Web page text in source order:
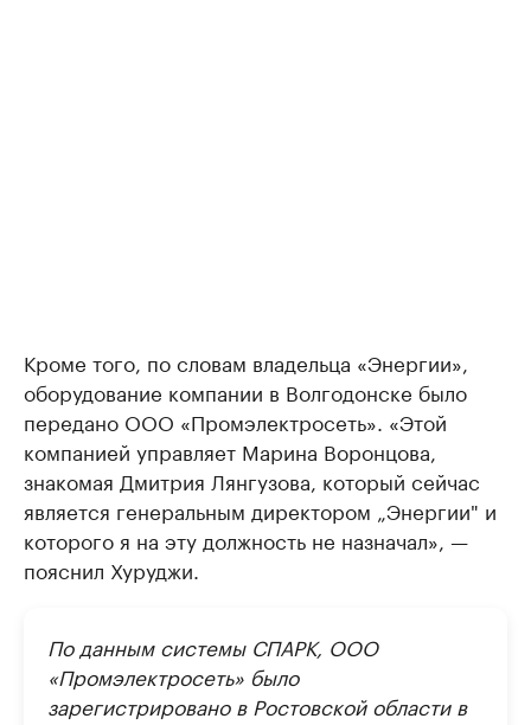
Кроме того, по словам владельца «Энергии»,
оборудование компании в Волгодонске было
передано ООО «Промэлектросеть». «Этой
компанией управляет Марина Воронцова,
знакомая Дмитрия Лянгузова, который сейчас
является генеральным директором „Энергии" и
которого я на эту должность не назначал», —
пояснил Хуруджи.
По данным системы СПАРК, ООО
«Промэлектросеть» было
зарегистрировано в Ростовской области в